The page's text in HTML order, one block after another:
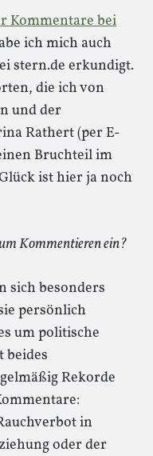
Kommentare bei
ich mich auch
stern.de erkundigt.
die ich von
und der
Rathert (per E-
Bruchteil im
ist hier ja noch
Kommentieren ein?
sich besonders
persönlich
um politische
beides
Rekorde
in
oder der